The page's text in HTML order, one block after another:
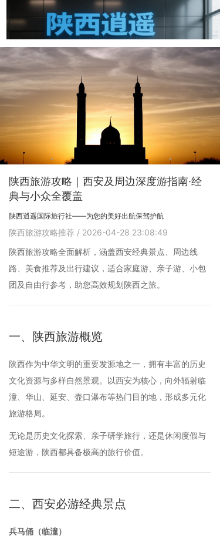
陕西旅游攻略｜西安及周边深度游指南·经
典与小众全覆盖
陕西逍遥国际旅行社——为您的美好出航保驾护航
陕西旅游攻略推荐 / 2026-04-28 23:08:49
陕西旅游攻略全面解析，涵盖西安经典景点、周边线
路、美食推荐及出行建议，适合家庭游、亲子游、小包
团及自由行参考，助您高效规划陕西之旅。
一、陕西旅游概览
陕西作为中华文明的重要发源地之一，拥有丰富的历史
文化资源与多样自然景观。以西安为核心，向外辐射临
潼、华山、延安、壶口瀑布等热门目的地，形成多元化
旅游格局。
无论是历史文化探索、亲子研学旅行，还是休闲度假与
短途游，陕西都具备极高的旅行价值。
二、西安必游经典景点
兵马俑（临潼）